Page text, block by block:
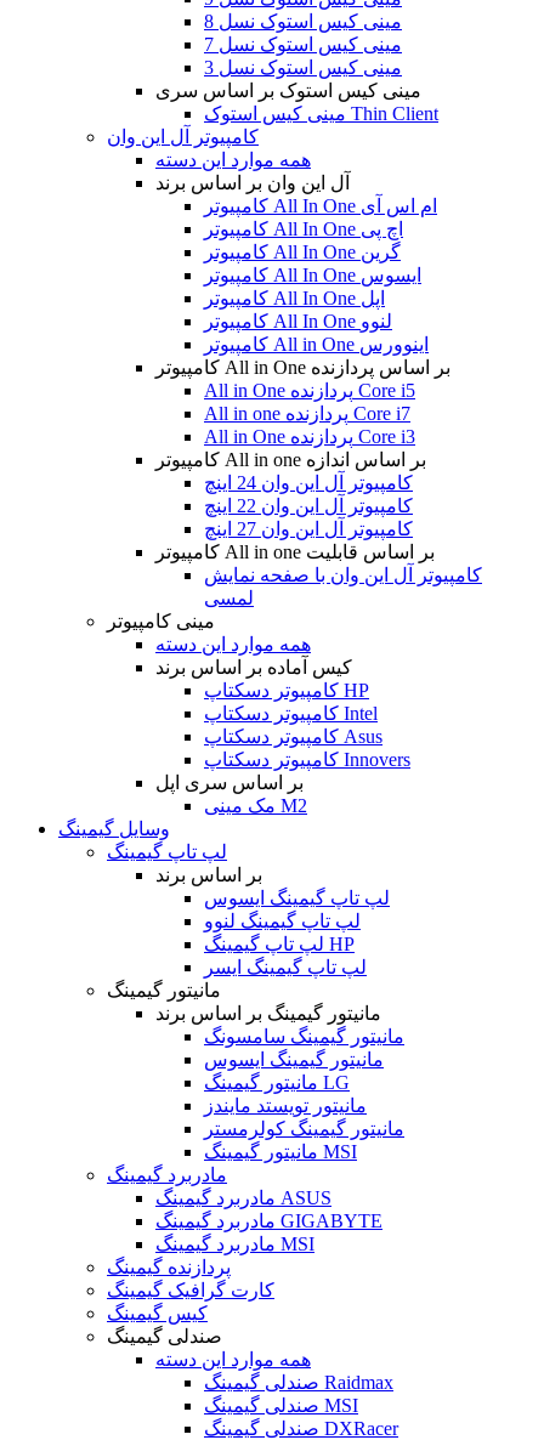
مینی کیس استوک نسل 8
مینی کیس استوک نسل 7
مینی کیس استوک نسل 3
مینی کیس استوک بر اساس سری
مینی کیس استوک Thin Client
کامپیوتر آل این وان
همه موارد این دسته
آل این وان بر اساس برند
کامپیوتر All In One ام اس آی
کامپیوتر All In One اچ پی
کامپیوتر All In One گرین
کامپیوتر All In One ایسوس
کامپیوتر All In One اپل
کامپیوتر All In One لنوو
کامپیوتر All in One اینوورس
کامپیوتر All in One بر اساس پردازنده
All in One پردازنده Core i5
All in one پردازنده Core i7
All in One پردازنده Core i3
کامپیوتر All in one بر اساس اندازه
کامپیوتر آل این وان 24 اینچ
کامپیوتر آل این وان 22 اینچ
کامپیوتر آل این وان 27 اینچ
کامپیوتر All in one بر اساس قابلیت
کامپیوتر آل این وان با صفحه نمایش
لمسی
مینی کامپیوتر
همه موارد این دسته
کیس آماده بر اساس برند
کامپیوتر دسکتاپ HP
کامپیوتر دسکتاپ Intel
کامپیوتر دسکتاپ Asus
کامپیوتر دسکتاپ Innovers
بر اساس سری اپل
مک مینی M2
وسایل گیمینگ
لپ تاپ گیمینگ
بر اساس برند
لپ تاپ گیمینگ ایسوس
لپ تاپ گیمینگ لنوو
لپ تاپ گیمینگ HP
لپ تاپ گیمینگ ایسر
مانیتور گیمینگ
مانیتور گیمینگ بر اساس برند
مانیتور گیمینگ سامسونگ
مانیتور گیمینگ ایسوس
مانیتور گیمینگ LG
مانیتور تویستد مایندز
مانیتور گیمینگ کولرمستر
مانیتور گیمینگ MSI
مادربرد گیمینگ
مادربرد گیمینگ ASUS
مادربرد گیمینگ GIGABYTE
مادربرد گیمینگ MSI
پردازنده گیمینگ
کارت گرافیک گیمینگ
کیس گیمینگ
صندلی گیمینگ
همه موارد این دسته
صندلی گیمینگ Raidmax
صندلی گیمینگ MSI
صندلی گیمینگ DXRacer